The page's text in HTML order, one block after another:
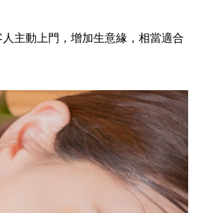
主動上門，增加生意緣，相當適合